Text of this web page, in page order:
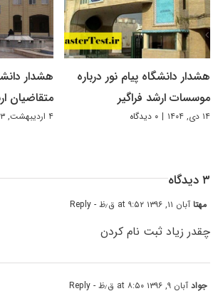
هشدار دانشگاه پیام نور درباره
موسسات ارشد فراگیر
۱۴ دی, ۱۴۰۴ | ۰ دیدگاه
هشدار
متقاضیان
۴ اردیبهشت, ۱۴۰۳
۳ دیدگاه
مهتاآبان ۱۱, ۱۳۹۶ at ۹:۵۲ ق٫ظ - Reply
چقدر زیاد ثبت نام کردن
جوادآبان ۹, ۱۳۹۶ at ۸:۵۰ ق٫ظ - Reply